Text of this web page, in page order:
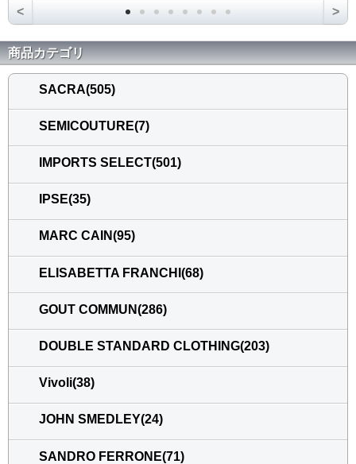
< >
商品カテゴリ
SACRA(505)
SEMICOUTURE(7)
IMPORTS SELECT(501)
IPSE(35)
MARC CAIN(95)
ELISABETTA FRANCHI(68)
GOUT COMMUN(286)
DOUBLE STANDARD CLOTHING(203)
Vivoli(38)
JOHN SMEDLEY(24)
SANDRO FERRONE(71)